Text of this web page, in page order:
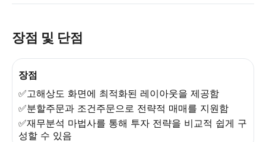
장점 및 단점
장점
✅고해상도 화면에 최적화된 레이아웃을 제공함
✅분할주문과 조건주문으로 전략적 매매를 지원함
✅재무분석 마법사를 통해 투자 전략을 비교적 쉽게 구
성할 수 있음